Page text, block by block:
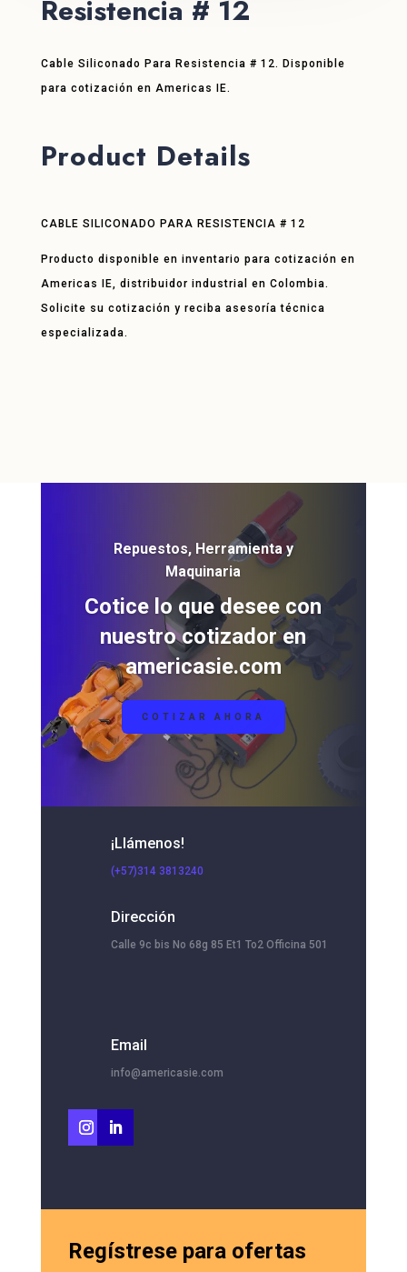
Resistencia # 12
Cable Siliconado Para Resistencia # 12. Disponible
para cotización en Americas IE.
Product Details
CABLE SILICONADO PARA RESISTENCIA # 12
Producto disponible en inventario para cotización en
Americas IE, distribuidor industrial en Colombia.
Solicite su cotización y reciba asesoría técnica
especializada.
Repuestos, Herramienta y
Maquinaria
Cotice lo que desee con
nuestro cotizador en
americasie.com
COTIZAR AHORA
¡Llámenos!
(+57)314 3813240
Dirección
Calle 9c bis No 68g 85 Et1 To2 Officina 501
Email
info@americasie.com
Regístrese para ofertas